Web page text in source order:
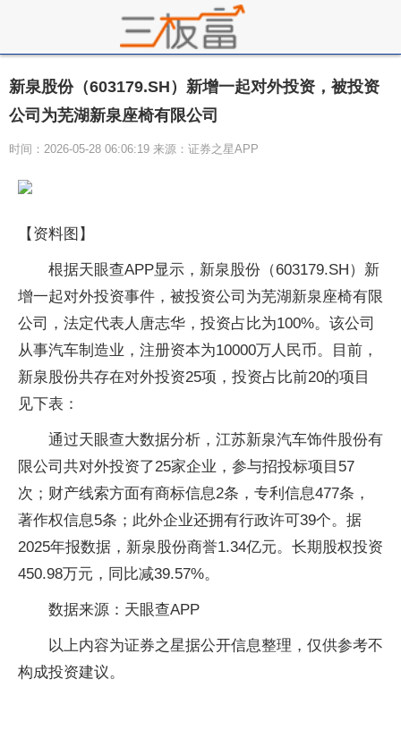
新泉股份（603179.SH）新增一起对外投资，被投资
公司为芜湖新泉座椅有限公司
时间：2026-05-28 06:06:19 来源：证券之星APP
【资料图】
根据天眼查APP显示，新泉股份（603179.SH）新
增一起对外投资事件，被投资公司为芜湖新泉座椅有限
公司，法定代表人唐志华，投资占比为100%。该公司
从事汽车制造业，注册资本为10000万人民币。目前，
新泉股份共存在对外投资25项，投资占比前20的项目
见下表：
通过天眼查大数据分析，江苏新泉汽车饰件股份有
限公司共对外投资了25家企业，参与招投标项目57
次；财产线索方面有商标信息2条，专利信息477条，
著作权信息5条；此外企业还拥有行政许可39个。据
2025年报数据，新泉股份商誉1.34亿元。长期股权投资
450.98万元，同比减39.57%。
数据来源：天眼查APP
以上内容为证券之星据公开信息整理，仅供参考不
构成投资建议。